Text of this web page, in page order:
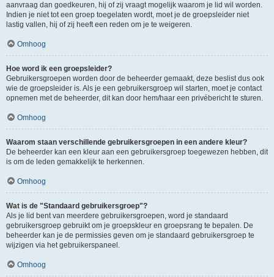
aanvraag dan goedkeuren, hij of zij vraagt mogelijk waarom je lid wil worden.
Indien je niet tot een groep toegelaten wordt, moet je de groepsleider niet
lastig vallen, hij of zij heeft een reden om je te weigeren.
Omhoog
Hoe word ik een groepsleider?
Gebruikersgroepen worden door de beheerder gemaakt, deze beslist dus ook
wie de groepsleider is. Als je een gebruikersgroep wil starten, moet je contact
opnemen met de beheerder, dit kan door hem/haar een privébericht te sturen.
Omhoog
Waarom staan verschillende gebruikersgroepen in een andere kleur?
De beheerder kan een kleur aan een gebruikersgroep toegewezen hebben, dit
is om de leden gemakkelijk te herkennen.
Omhoog
Wat is de "Standaard gebruikersgroep"?
Als je lid bent van meerdere gebruikersgroepen, word je standaard
gebruikersgroep gebruikt om je groepskleur en groepsrang te bepalen. De
beheerder kan je de permissies geven om je standaard gebruikersgroep te
wijzigen via het gebruikerspaneel.
Omhoog